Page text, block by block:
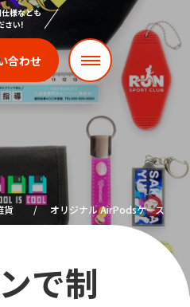
様なども
さい!
合わせ
貨 オリジナル AirPodsケース
で制